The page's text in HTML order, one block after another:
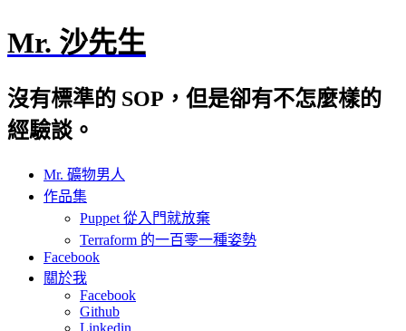
Mr. 沙先生
沒有標準的 SOP，但是卻有不怎麼樣的
經驗談。
Mr. 礦物男人
作品集
Puppet 從入門就放棄
Terraform 的一百零一種姿勢
Facebook
關於我
Facebook
Github
Linkedin